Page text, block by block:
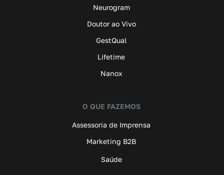
Neurogram
Doutor ao Vivo
GestQual
Lifetime
Nanox
O QUE FAZEMOS
Assessoria de Imprensa
Marketing B2B
Saúde